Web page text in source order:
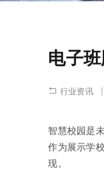
电子
行业资讯
智慧校园是
作为展示学
现。